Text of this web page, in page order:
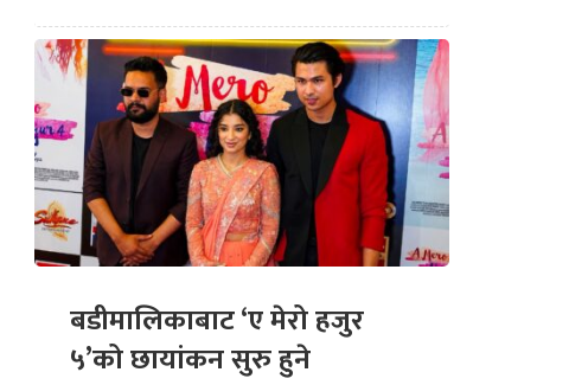
बडीमालिकाबाट ‘ए मेरो हजुर
५’को छायांकन सुरु हुने